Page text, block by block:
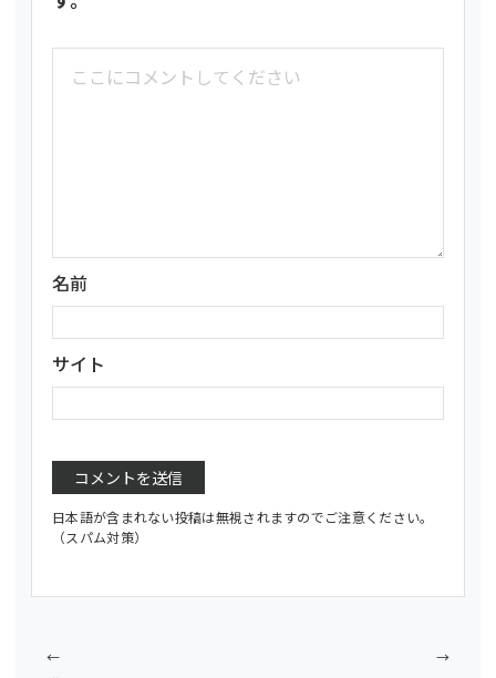
名前
サイト
日本語が含まれない投稿は無視されますのでご注意ください。
（スパム対策）
← →